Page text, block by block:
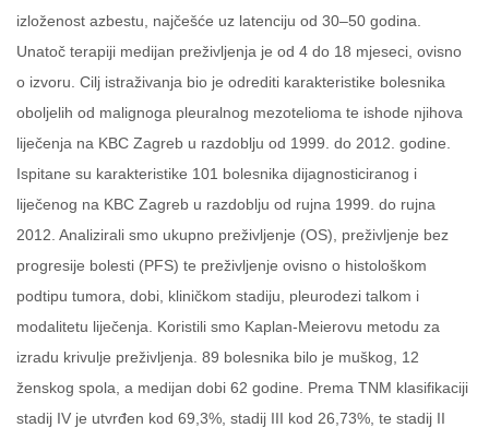
izloženost azbestu, najčešće uz latenciju od 30–50 godina.
Unatoč terapiji medijan preživljenja je od 4 do 18 mjeseci, ovisno
o izvoru. Cilj istraživanja bio je odrediti karakteristike bolesnika
oboljelih od malignoga pleuralnog mezotelioma te ishode njihova
liječenja na KBC Zagreb u razdoblju od 1999. do 2012. godine.
Ispitane su karakteristike 101 bolesnika dijagnosticiranog i
liječenog na KBC Zagreb u razdoblju od rujna 1999. do rujna
2012. Analizirali smo ukupno preživljenje (OS), preživljenje bez
progresije bolesti (PFS) te preživljenje ovisno o histološkom
podtipu tumora, dobi, kliničkom stadiju, pleurodezi talkom i
modalitetu liječenja. Koristili smo Kaplan-Meierovu metodu za
izradu krivulje preživljenja. 89 bolesnika bilo je muškog, 12
ženskog spola, a medijan dobi 62 godine. Prema TNM klasifikaciji
stadij IV je utvrđen kod 69,3%, stadij III kod 26,73%, te stadij II